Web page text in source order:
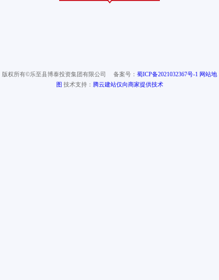
版权所有©乐至县博泰投资集团有限公司 备案号： 蜀ICP备2021032367号-1 网站地
图 技术支持： 腾云建站仅向商家提供技术